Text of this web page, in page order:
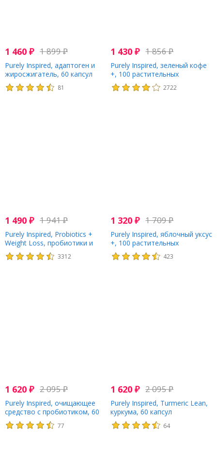
1 460 ₽ 1 899₽
Purely Inspired, адаптоген и
жиросжигатель, 60 капсул
81
1 430₽ 1 856₽
Purely Inspired, зеленый кофе
+, 100 растительных
таблеток, которые удобно
глотать
2722
1 490 ₽ 1 941₽
Purely Inspired, Probiotics +
Weight Loss, пробиотики и
средство для снижения веса,
84 легко проглатываемые
3312
1 320₽ 1 709₽
Purely Inspired, яблочный уксус
+, 100 растительных
таблеток, которые легко
глотать
423
1 620 ₽ 2 095₽
Purely Inspired, очищающее
средство с пробиотиком, 60
капсул
77
1 620₽ 2 095₽
Purely Inspired, Turmeric Lean,
куркума, 60 капсул
64